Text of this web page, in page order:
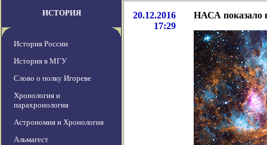
ИСТОРИЯ
История России
История в МГУ
Слово о полку Игореве
Хронология и
парахронология
Астрономия и Хронология
Альмагест
20.12.2016
17:29
НАСА показало